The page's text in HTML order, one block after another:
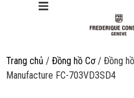
Giới thiệu
Trang chủ / Đồng hồ Cơ / Đồng
Manufacture FC-703VD3SD4